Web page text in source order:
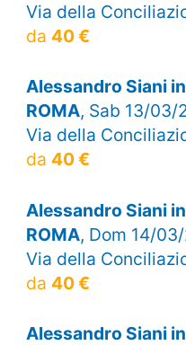
Via della
da 40 €
Alessandro Siani
ROMA, Sab 13/03/
Via della
da 40 €
Alessandro Siani
ROMA, Dom 14/03/
Via della
da 40 €
Alessandro Siani